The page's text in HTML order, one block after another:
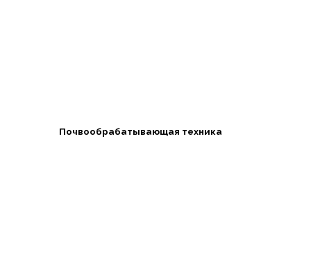
Почвообрабатывающая техника